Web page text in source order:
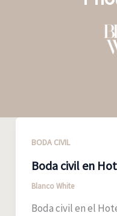
BODA CIVIL
Boda civil en
Blanco White
Boda civil en el